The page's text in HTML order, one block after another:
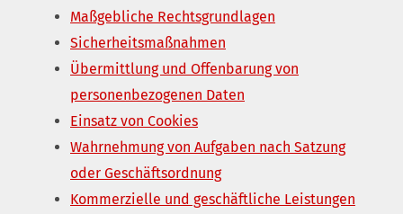
Maßgebliche Rechtsgrundlagen
Sicherheitsmaßnahmen
Übermittlung und Offenbarung von
personenbezogenen Daten
Einsatz von Cookies
Wahrnehmung von Aufgaben nach Satzung
oder Geschäftsordnung
Kommerzielle und geschäftliche Leistungen